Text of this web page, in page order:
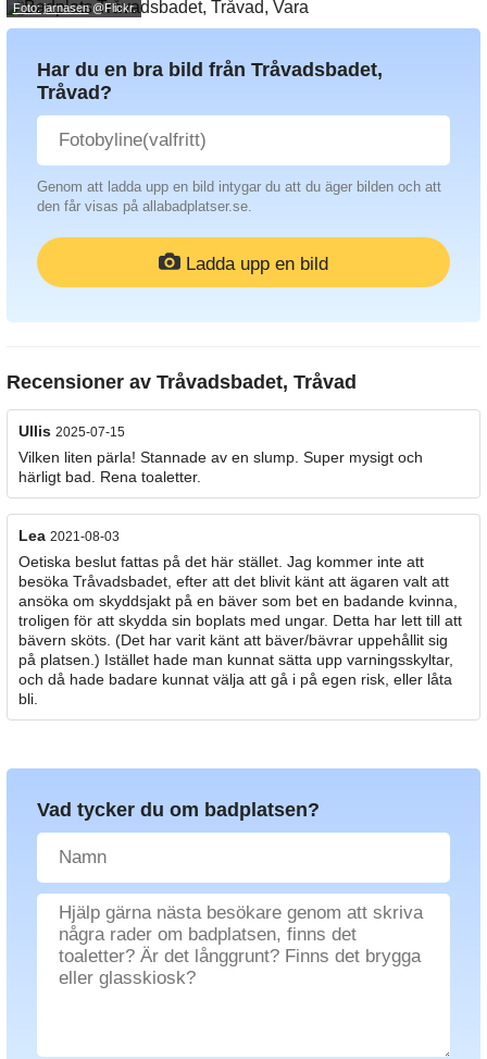
Foto: jarnasen@Flickr.
Har du en bra bild från Tråvadsbadet,
Tråvad?
Genom att ladda upp en bild intygar du att du äger bilden och att
den får visas på allabadplatser.se.
Ladda upp en bild
Recensioner av Tråvadsbadet, Tråvad
Ullis 2025-07-15
Vilken liten pärla! Stannade av en slump. Super mysigt och
härligt bad. Rena toaletter.
Lea 2021-08-03
Oetiska beslut fattas på det här stället. Jag kommer inte att
besöka Tråvadsbadet, efter att det blivit känt att ägaren valt att
ansöka om skyddsjakt på en bäver som bet en badande kvinna,
troligen för att skydda sin boplats med ungar. Detta har lett till att
bävern sköts. (Det har varit känt att bäver/bävrar uppehållit sig
på platsen.) Istället hade man kunnat sätta upp varningsskyltar,
och då hade badare kunnat välja att gå i på egen risk, eller låta
bli.
Vad tycker du om badplatsen?